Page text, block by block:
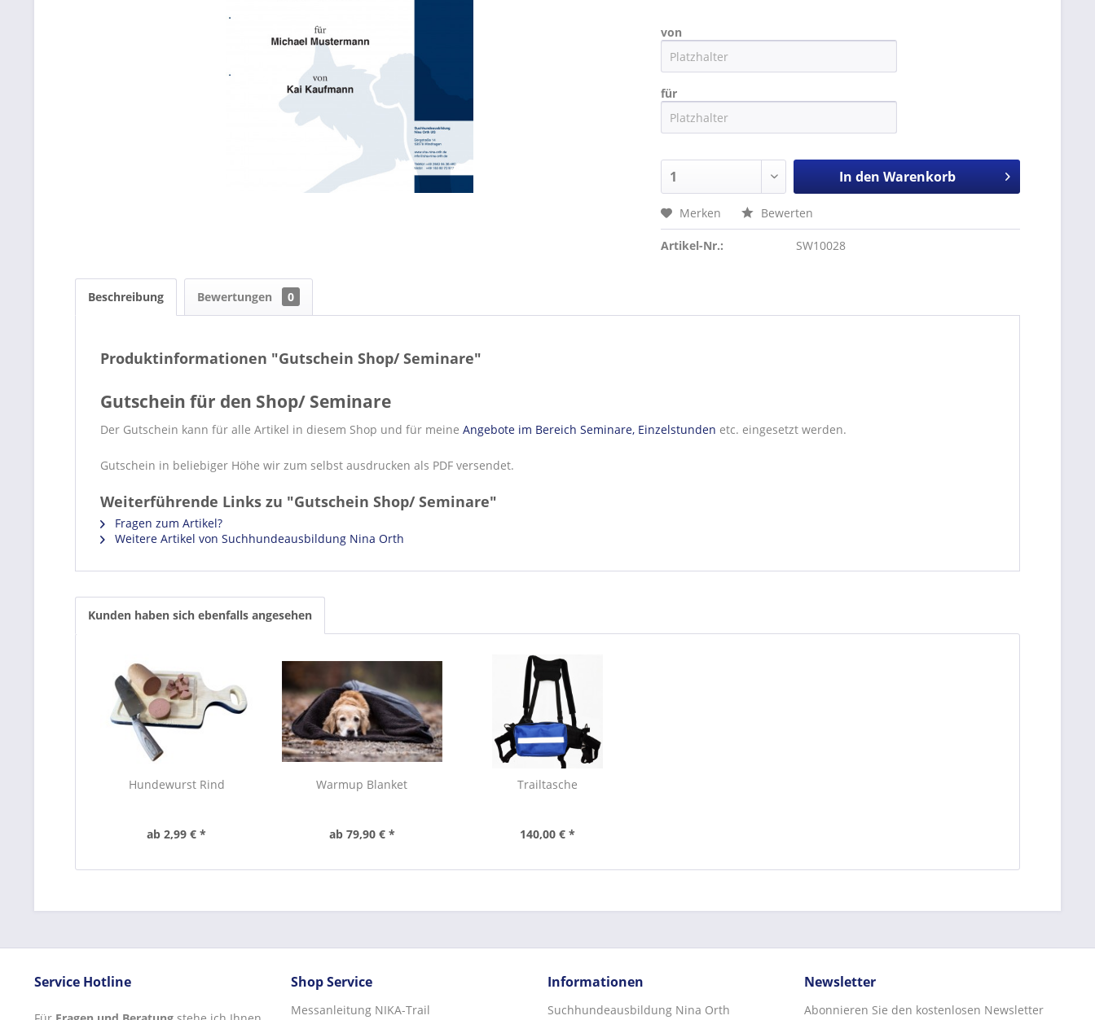
von
für
In den Warenkorb
Merken Bewerten
Artikel-Nr.: SW10028
Beschreibung Bewertungen 0
Produktinformationen "Gutschein Shop/ Seminare"
Gutschein für den Shop/ Seminare
Der Gutschein kann für alle Artikel in diesem Shop und für meine Angebote im Bereich Seminare, Einzelstunden etc. eingesetzt werden.
Gutschein in beliebiger Höhe wir zum selbst ausdrucken als PDF versendet.
Weiterführende Links zu "Gutschein Shop/ Seminare"
Fragen zum Artikel?
Weitere Artikel von Suchhundeausbildung Nina Orth
Kunden haben sich ebenfalls angesehen
Hundewurst Rind
ab 2,99 € *
Warmup Blanket
ab 79,90 € *
Trailtasche
140,00 € *
Service Hotline Shop Service
Messanleitung NIKA-Trail
Informationen
Suchhundeausbildung Nina Orth
Newsletter
Abonnieren Sie den kostenlosen Newsletter